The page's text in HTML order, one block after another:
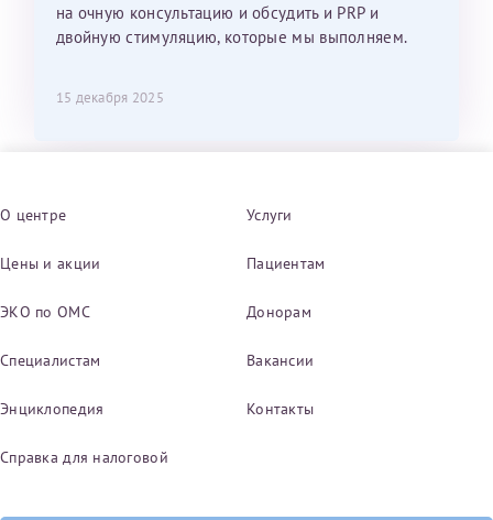
на очную консультацию и обсудить и PRP и
двойную стимуляцию, которые мы выполняем.
15 декабря 2025
О центре Услуги
Цены и акции Пациентам
ЭКО по ОМС Донорам
Специалистам Вакансии
Энциклопедия Контакты
Справка для налоговой